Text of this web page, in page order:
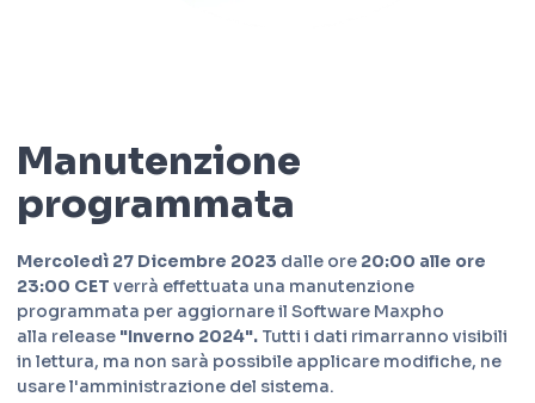
Manutenzione
programmata
Mercoledì 27 Dicembre 2023 dalle ore 20:00 alle ore
23:00 CET verrà effettuata una manutenzione
programmata per aggiornare il Software Maxpho
alla release "Inverno 2024". Tutti i dati rimarranno visibili
in lettura, ma non sarà possibile applicare modifiche, ne
usare l'amministrazione del sistema.